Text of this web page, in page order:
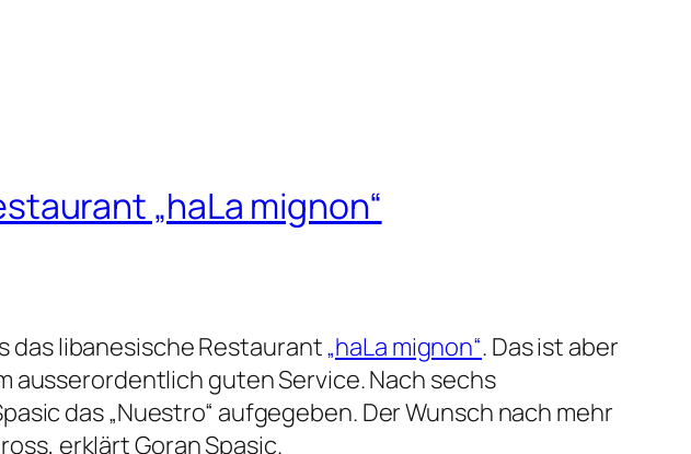
„haLa mignon“
das libanesische Restaurant„haLa mignon“. Das ist aber
ausserordentlich guten Service. Nach sechs
das „Nuestro“ aufgegeben. Der Wunsch nach mehr
erklärt Goran Spasic.